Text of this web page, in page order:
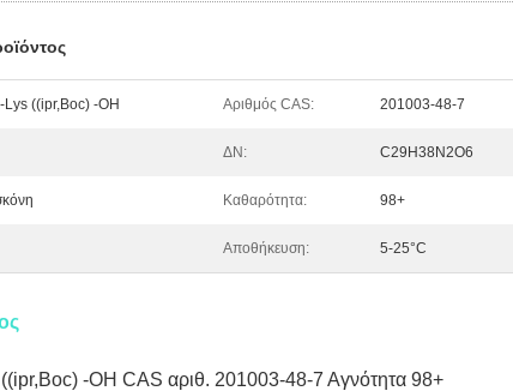
Lys ((ipr,Boc) -OH Αριθμός CAS: 201003-48-7
ΔΝ: C29H38N2O6
Καθαρότητα: 98+
Αποθήκευση: 5-25°C
-OH CAS αριθ. 201003-48-7 Αγνότητα 98+